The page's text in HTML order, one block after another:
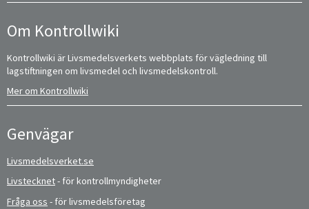
Om Kontrollwiki
Kontrollwiki är Livsmedelsverkets webbplats för vägledning till
lagstiftningen om livsmedel och livsmedelskontroll.
Mer om Kontrollwiki
Genvägar
Livsmedelsverket.se
Livstecknet- för kontrollmyndigheter
Fråga oss - för livsmedelsföretag